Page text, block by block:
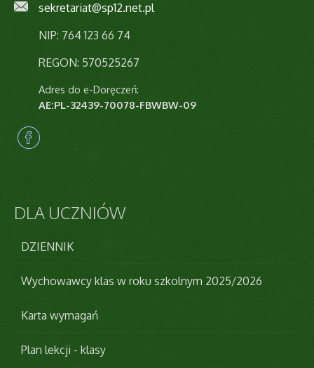
sekretariat@sp12.net.pl
NIP: 764 123 66 74
REGON: 570525267
Adres do e-Doręczeń:
AE:PL-32439-70078-FBWBW-09
DLA UCZNIÓW
DZIENNIK
Wychowawcy klas w roku szkolnym 2025/2026
Karta wymagań
Plan lekcji - klasy